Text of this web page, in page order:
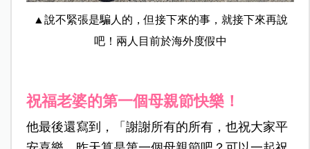
▲說不緊張是騙人的，但接下來的事，就接下來再說
吧！兩人目前於海外度假中
祝福老婆的第一個母親節快樂！
他最後還寫到，「謝謝所有的所有，也祝大家平